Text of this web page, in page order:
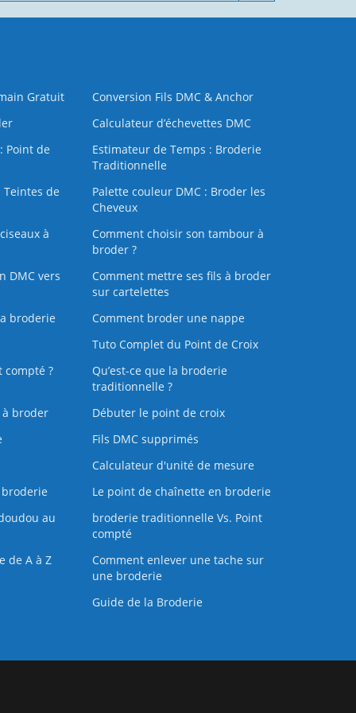
Gratuit
Conversion Fils DMC & Anchor
Calculateur d’échevettes DMC
Point de
Estimateur de Temps : Broderie
Traditionnelle
Teintes de
Palette couleur DMC : Broder les
Cheveux
à
Comment choisir son tambour à
broder ?
DMC vers
Comment mettre ses fils à broder
sur cartelettes
broderie
Comment broder une nappe
Tuto Complet du Point de Croix
compté ?
Qu’est-ce que la broderie
traditionnelle ?
broder
Débuter le point de croix
Fils DMC supprimés
Calculateur d'unité de mesure
Le point de chaînette en broderie
au
broderie traditionnelle Vs. Point
compté
de A à Z
Comment enlever une tache sur
une broderie
Guide de la Broderie